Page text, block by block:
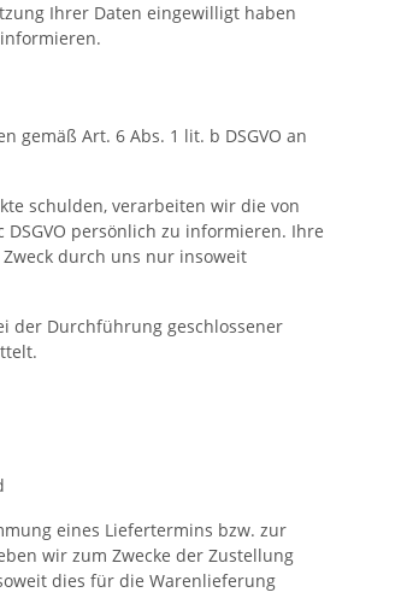
Ihrer Daten eingewilligt haben
gemäß Art. 6 Abs. 1 lit. b DSGVO an
schulden, verarbeiten wir die von
persönlich zu informieren. Ihre
durch uns nur insoweit
der Durchführung geschlossener
eines Liefertermins bzw. zur
wir zum Zwecke der Zustellung
dies für die Warenlieferung